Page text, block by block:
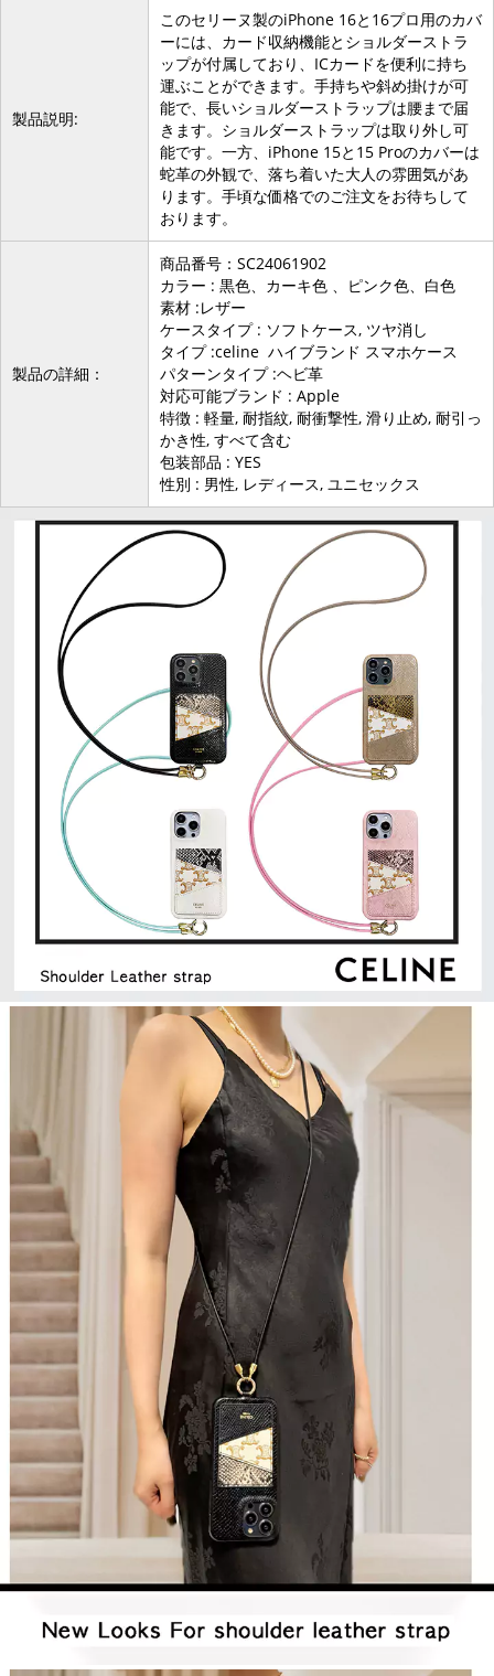
製品説明:
このセリーヌ製のiPhone 16と16プロ用のカバ
ーには、カード収納機能とショルダーストラ
ップが付属しており、ICカードを便利に持ち
運ぶことができます。手持ちや斜め掛けが可
能で、長いショルダーストラップは腰まで届
きます。ショルダーストラップは取り外し可
能です。一方、iPhone 15と15 Proのカバーは
蛇革の外観で、落ち着いた大人の雰囲気があ
ります。手頃な価格でのご注文をお待ちして
おります。
製品の詳細：
商品番号：SC24061902
カラー : 黒色、カーキ色 、ピンク色、白色
素材 :レザー
ケースタイプ : ソフトケース, ツヤ消し
タイプ :celine ハイブランド スマホケース
パターンタイプ :ヘビ革
対応可能ブランド : Apple
特徴 : 軽量, 耐指紋, 耐衝撃性, 滑り止め, 耐引っ
かき性, すべて含む
包装部品 : YES
性別 : 男性, レディース, ユニセックス